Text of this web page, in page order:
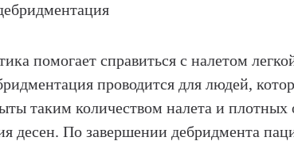
помогает справиться с налетом
проводится для людей,
таким количеством налета и
десен. По завершении дебридмента